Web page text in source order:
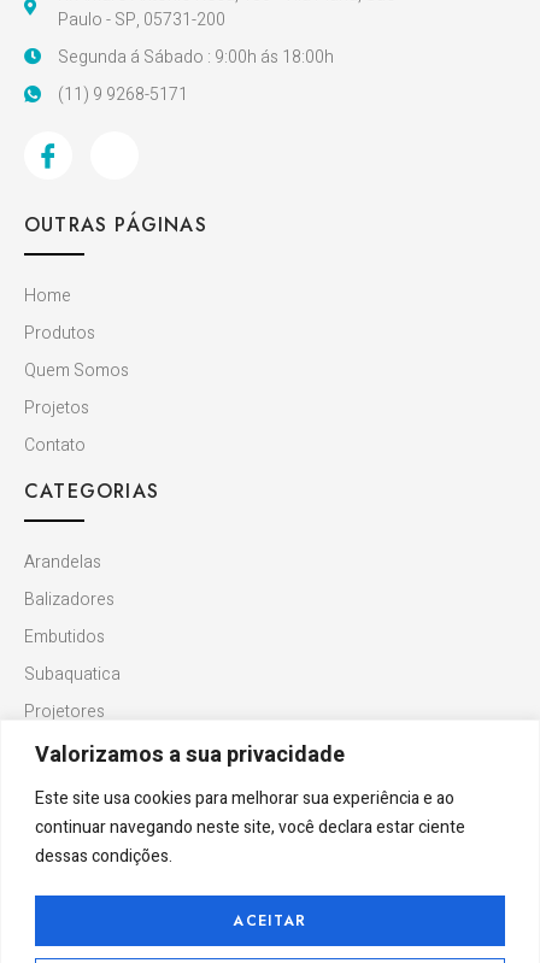
Valorizamos a sua privacidade
Este site usa cookies para melhorar sua experiência e ao
continuar navegando neste site, você declara estar ciente
dessas condições.
ACEITAR
Paulo - SP, 05731-200
Segunda á Sábado : 9:00h ás 18:00h
(11) 9 9268-5171
OUTRAS PÁGINAS
Home
Produtos
Quem Somos
Projetos
Contato
CATEGORIAS
Arandelas
Balizadores
Embutidos
Subaquatica
Projetores
INFORMAÇÕES
Politicas de Privacidade
FAQ